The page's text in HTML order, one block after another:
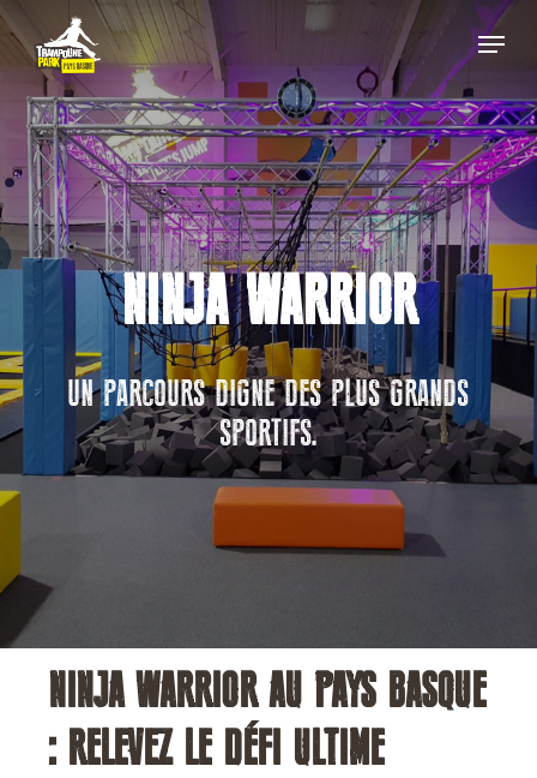
Skip
to
main
content
Menu
NINJA WARRIOR
UN PARCOURS DIGNE DES PLUS GRANDS
SPORTIFS.
NINJA WARRIOR AU PAYS BASQUE
: RELEVEZ LE DÉFI ULTIME
Menu